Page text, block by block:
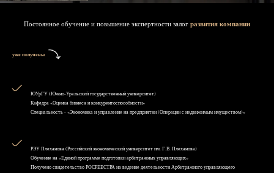
Постоянное обучение и повышение экспертности залог развития компании
уже получены
ЮУрГУ (Южно-Уральский государственный университет)
Кафедра «Оценка бизнеса и конкурентоспособности»
Специальность - «Экономика и управление на предприятии (Операции с недвижимым имуществом)»
РЭУ Плеханова (Российский экономический университет им. Г.В. Плеханова)
Обучение на «Единой программе подготовки арбитражных управляющих»
Получено свидетельство РОСРЕЕСТРА на ведение деятельности Арбитражного управляющего